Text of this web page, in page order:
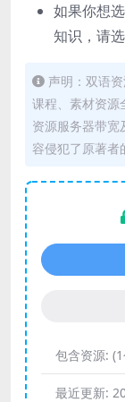
如果你想
知识，请
声明：双语
课程、素材资源
资源服务器带宽
容侵犯了原著者
包含资源:
最近更新: